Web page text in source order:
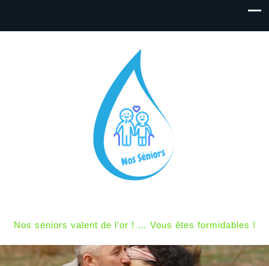
Nos séniors valent de l'or ! … Vous êtes formidables !